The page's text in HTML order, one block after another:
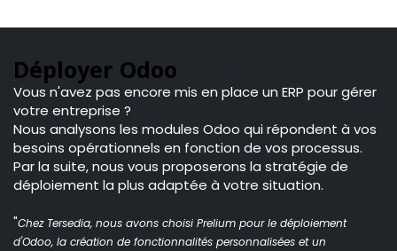
Déployer Odoo
Vous n'avez pas encore mis en place un ERP pour gérer
votre entreprise ?
Nous analysons les modules Odoo qui répondent à vos
besoins opérationnels en fonction de vos processus.
Par la suite, nous vous proposerons la stratégie de
déploiement la plus adaptée à votre situation.
"Chez Tersedia, nous avons choisi Prelium pour le déploiement
d'Odoo, la création de fonctionnalités personnalisées et un